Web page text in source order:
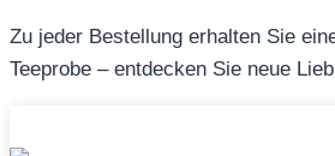
Zum
Inhalt
Zu jeder Bestellung erhalten Sie
Teeprobe – entdecken Sie neue